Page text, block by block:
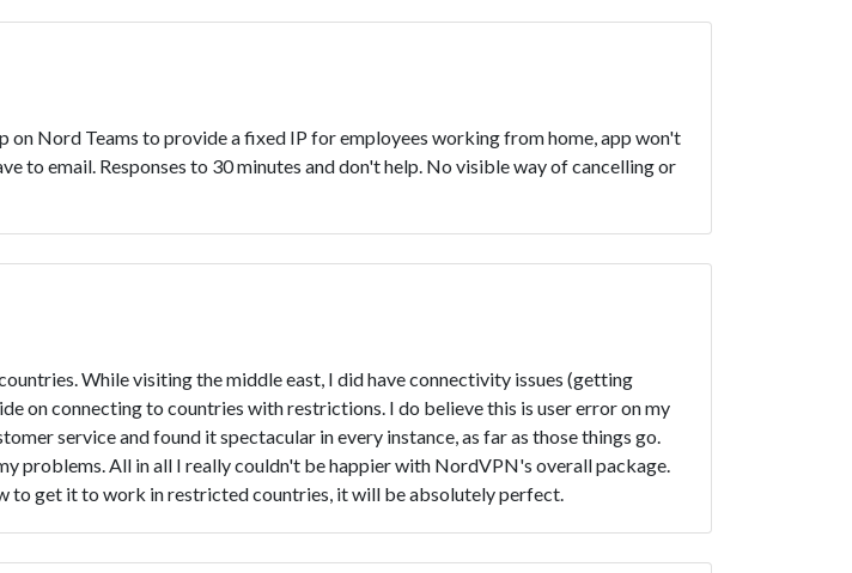
Nord Teams to provide a fixed IP for employees working from home, app won't
to email. Responses to 30 minutes and don't help. No visible way of cancelling or
While visiting the middle east, I did have connectivity issues (getting
on connecting to countries with restrictions. I do believe this is user error on my
service and found it spectacular in every instance, as far as those things go.
problems. All in all I really couldn't be happier with NordVPN's overall package.
to get it to work in restricted countries, it will be absolutely perfect.